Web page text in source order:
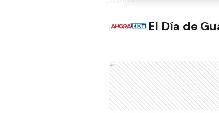
El Día de
Ads